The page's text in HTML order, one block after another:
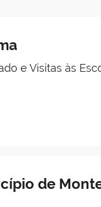
e Visitas às
de